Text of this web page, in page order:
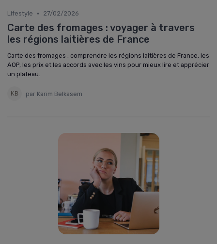
Lifestyle • 27/02/2026
Carte des fromages : voyager à travers
les régions laitières de France
Carte des fromages : comprendre les régions laitières de France, les
AOP, les prix et les accords avec les vins pour mieux lire et apprécier
un plateau.
par Karim Belkasem